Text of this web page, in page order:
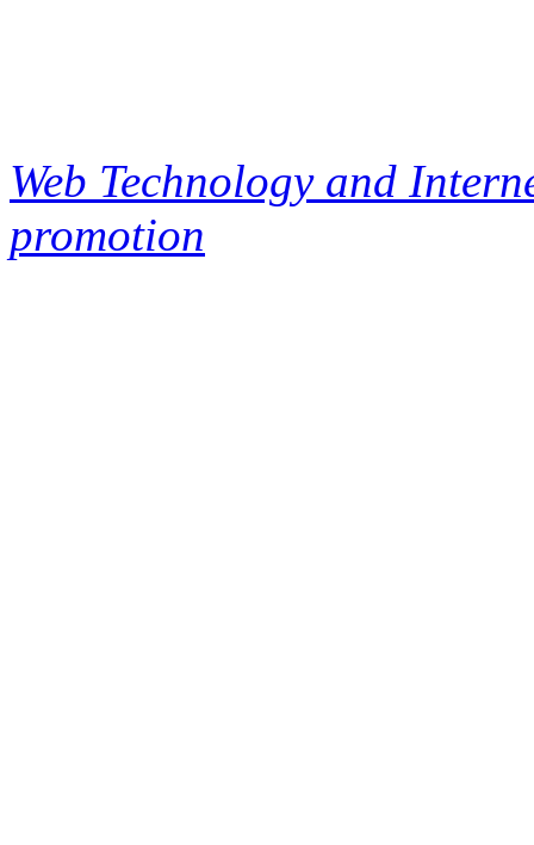
Web Technology and
promotion